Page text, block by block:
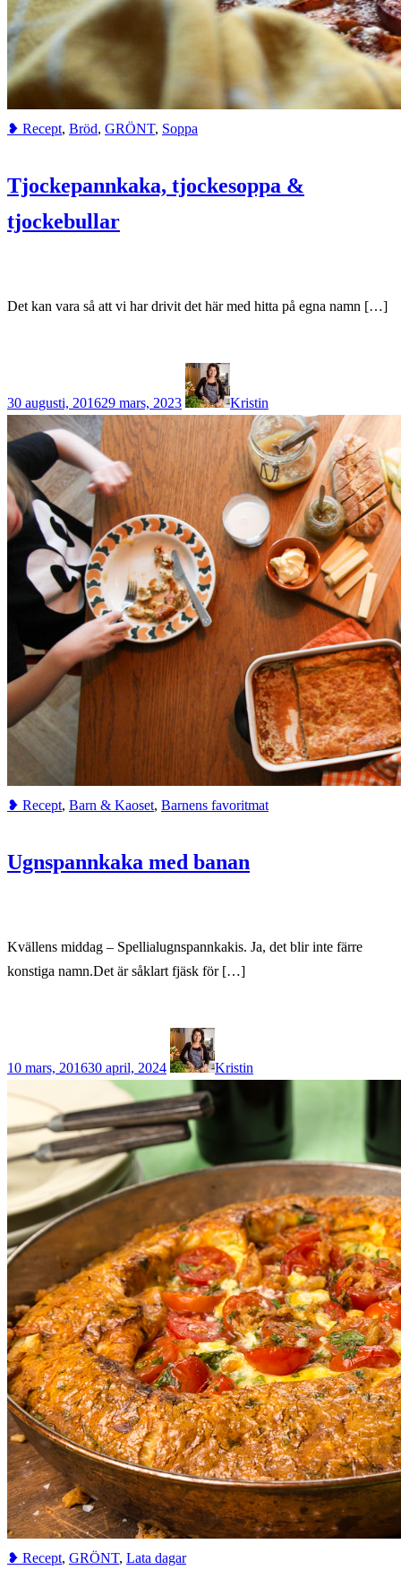
❥ Recept, Bröd, GRÖNT, Soppa
Tjockepannkaka, tjockesoppa &
tjockebullar
Det kan vara så att vi har drivit det här med hitta på egna namn […]
30 augusti, 201629 mars, 2023 Kristin
❥ Recept, Barn & Kaoset, Barnens favoritmat
Ugnspannkaka med banan
Kvällens middag – Spellialugnspannkakis. Ja, det blir inte färre
konstiga namn.Det är såklart fjäsk för […]
10 mars, 201630 april, 2024 Kristin
❥ Recept, GRÖNT, Lata dagar